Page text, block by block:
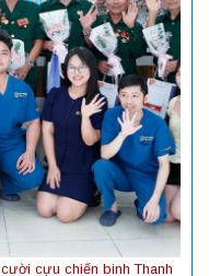
cựu chiến binh Thanh